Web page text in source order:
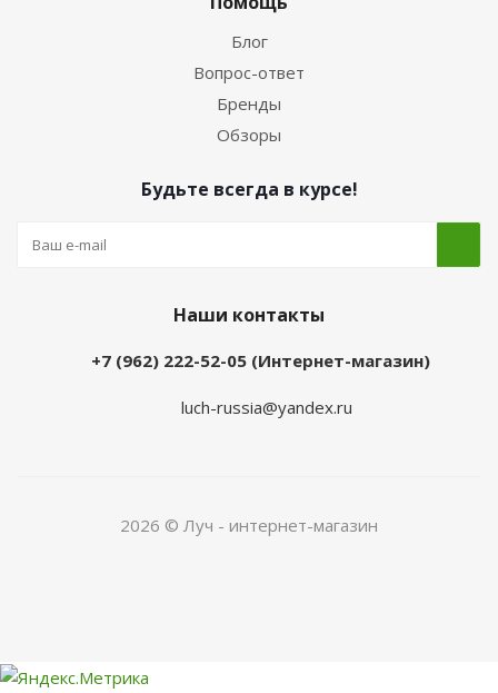
Блог
Вопрос-ответ
Бренды
Обзоры
Будьте всегда в курсе!
Наши контакты
+7 (962) 222-52-05 (Интернет-магазин)
luch-russia@yandex.ru
2026 © Луч - интернет-магазин